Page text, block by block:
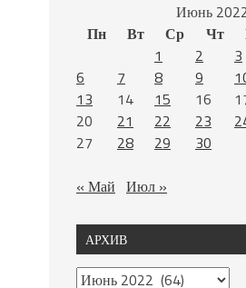
Июнь
Пн
Вт Ср Чт
1
2 3
6
7 8 9
13
14 15 16
20
21 22 23
27
28 29
30
« Май Июл »
АРХИВ